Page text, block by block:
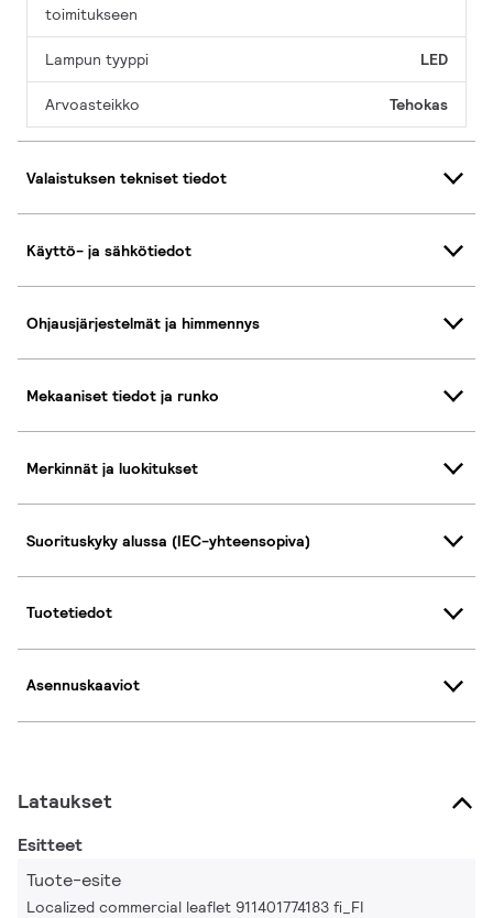
toimitukseen
Lampun tyyppi LED
Arvoasteikko Tehokas
Valaistuksen tekniset tiedot
Käyttö- ja sähkötiedot
Ohjausjärjestelmät ja himmennys
Mekaaniset tiedot ja runko
Merkinnät ja luokitukset
Suorituskyky alussa (IEC-yhteensopiva)
Tuotetiedot
Asennuskaaviot
Lataukset
Esitteet
Tuote-esite
Localized commercial leaflet 911401774183 fi_FI